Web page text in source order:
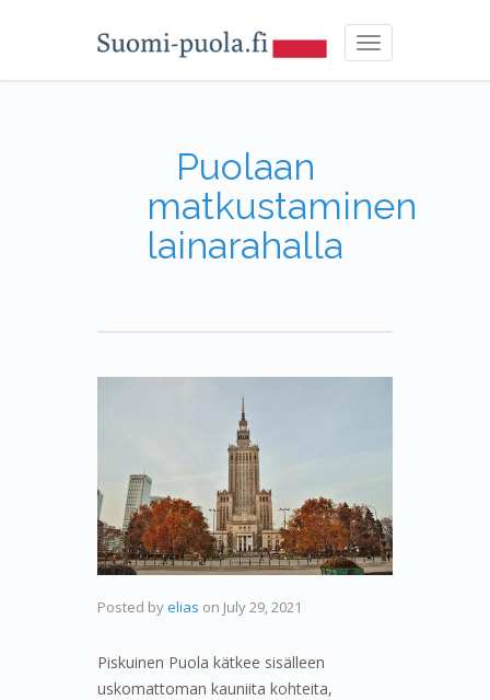
Toggle
navigation
Puolaan
matkustaminen
lainarahalla
Posted byelias on July 29, 2021
Piskuinen Puola kätkee sisälleen
uskomattoman kauniita kohteita,